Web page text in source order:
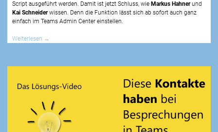
Script ausgeführt werden. Damit ist jetzt Schluss, wie Markus Hahnerund
Kai Schneiderwissen. Denn die Funktion lässt sich ab sofort auch ganz
einfach im Teams Admin Center einstellen.
Weiterlesen →